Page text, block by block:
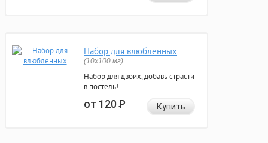
Набор для влюбленных
(10х100 мг)
Набор для двоих, добавь страсти
в постель!
от 120Р Купить